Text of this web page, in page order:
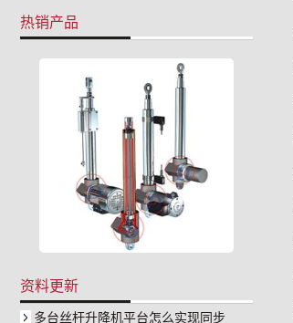
热销产品
资料更新
多台丝杆升降机平台怎么实现同步